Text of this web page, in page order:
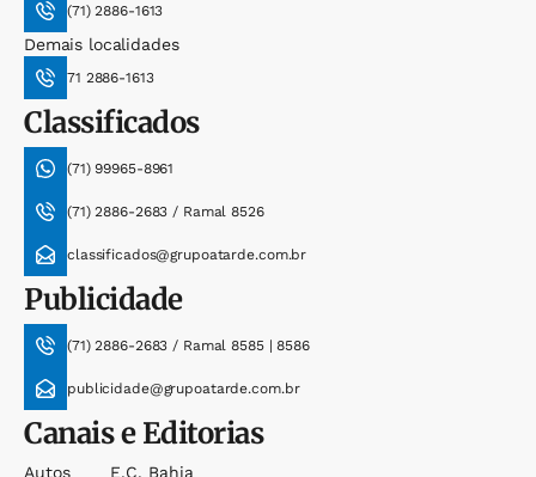
(71) 2886-1613
Demais localidades
71 2886-1613
Classificados
(71) 99965-8961
(71) 2886-2683 / Ramal 8526
classificados@grupoatarde.com.br
Publicidade
(71) 2886-2683 / Ramal 8585 | 8586
publicidade@grupoatarde.com.br
Canais e Editorias
Autos
E.c. Bahia